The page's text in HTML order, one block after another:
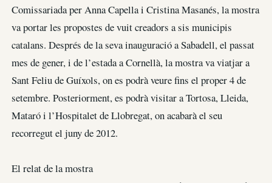
Comissariada per Anna Capella i Cristina Masanés, la mostra
va portar les propostes de vuit creadors a sis municipis
catalans. Després de la seva inauguració a Sabadell, el passat
mes de gener, i de l’estada a Cornellà, la mostra va viatjar a
Sant Feliu de Guíxols, on es podrà veure fins el proper 4 de
setembre. Posteriorment, es podrà visitar a Tortosa, Lleida,
Mataró i l’Hospitalet de Llobregat, on acabarà el seu
recorregut el juny de 2012.
El relat de la mostra